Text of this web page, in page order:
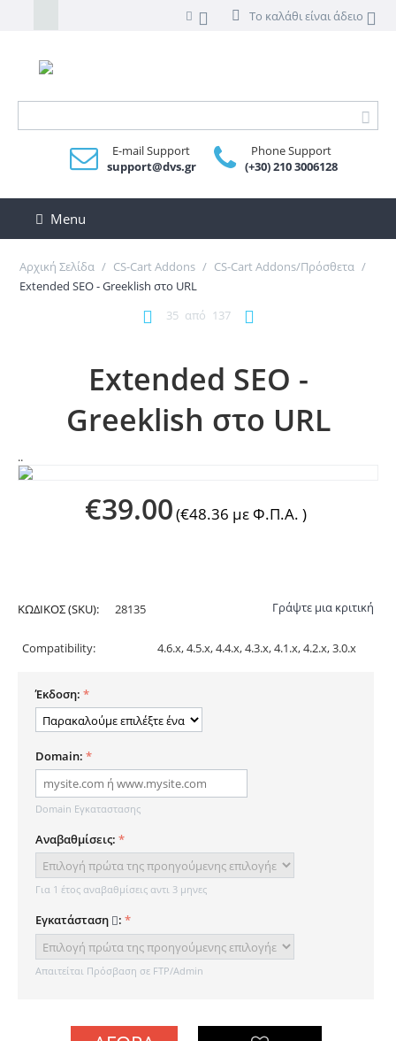
Το καλάθι είναι άδειο
E-mail Support
support@dvs.gr
Phone Support
(+30) 210 3006128
Menu
Αρχική Σελίδα / CS-Cart Addons / CS-Cart Addons/Πρόσθετα /
Extended SEO - Greeklish στο URL
35 από 137
Extended SEO -
Greeklish στο URL
..
€39.00(€48.36 με Φ.Π.Α. )
ΚΩΔΙΚΟΣ (SKU): 28135 Γράψτε μια κριτική
Compatibility: 4.6.x, 4.5.x, 4.4.x, 4.3.x, 4.1.x, 4.2.x, 3.0.x
Έκδοση:
Domain:
Domain Εγκαταστασης
Αναβαθμίσεις:
Για 1 έτος αναβαθμίσεις αντι 3 μηνες
Εγκατάσταση :
Απαιτείται Πρόσβαση σε FTP/Admin